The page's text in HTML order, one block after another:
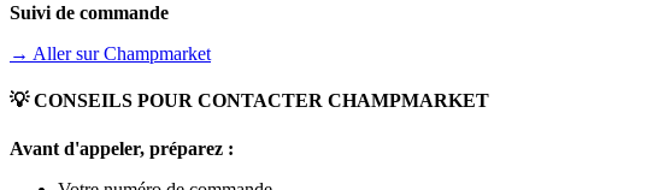
Suivi de commande
→ Aller surChampmarket
💡 CONSEILS POUR CONTACTER CHAMPMARKET
Avant d'appeler, préparez :